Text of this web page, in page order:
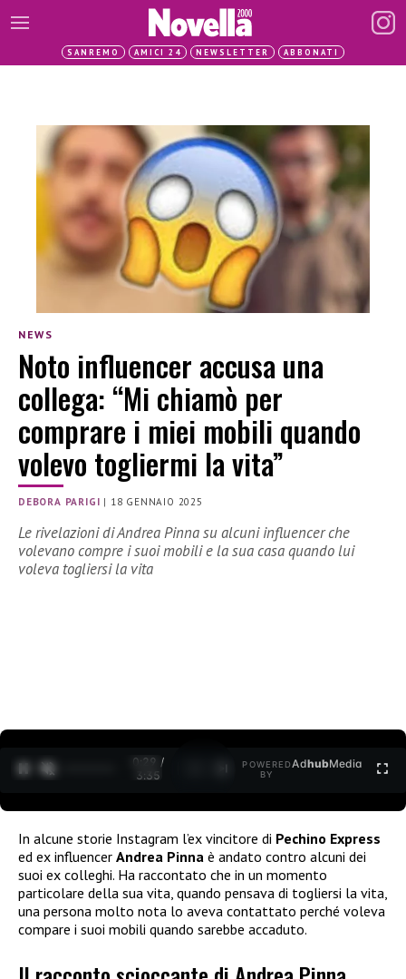
SANREMO AMICI 24 NEWSLETTER ABBONATI
NEWS
Noto influencer accusa una
collega: “Mi chiamò per
comprare i miei mobili quando
volevo togliermi la vita”
DEBORA PARIGI | 18 GENNAIO 2025
Le rivelazioni di Andrea Pinna su alcuni influencer che
volevano compre i suoi mobili e la sua casa quando lui
voleva togliersi la vita
0:30 /
3:35
POWERED
BY
AdhubMedia
In alcune storie Instagram l’ex vincitore di Pechino Express
ed ex influencer Andrea Pinna è andato contro alcuni dei
suoi ex colleghi. Ha raccontato che in un momento
particolare della sua vita, quando pensava di togliersi la vita,
una persona molto nota lo aveva contattato perché voleva
compare i suoi mobili quando sarebbe accaduto.